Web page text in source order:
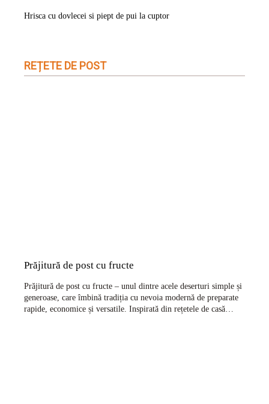
Hrisca cu dovlecei si piept de pui la cuptor
REȚETE DE POST
Prăjitură de post cu fructe
Prăjitură de post cu fructe – unul dintre acele deserturi simple și
generoase, care îmbină tradiția cu nevoia modernă de preparate
rapide, economice și versatile. Inspirată din rețetele de casă…